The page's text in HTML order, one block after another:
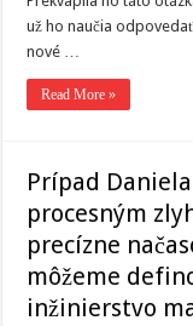
už ho naučia
nové …
Read More »
Prípad
procesným
precízne
môžeme
inžinierstvo